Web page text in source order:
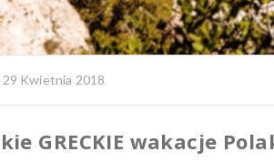
29 Kwietnia 2018
GRECKIE wakacje